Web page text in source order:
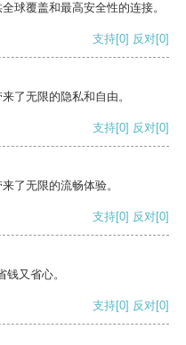
球覆盖和最高安全性的连接。
支持[0] 反对[0]
了无限的隐私和自由。
支持[0] 反对[0]
了无限的流畅体验。
支持[0] 反对[0]
又省心。
支持[0] 反对[0]